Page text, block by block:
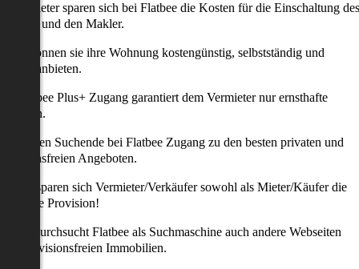
Anbieter sparen sich bei Flatbee die Kosten für die Einschaltung des
und den Makler.
können sie ihre Wohnung kostengünstig, selbstständig und
anbieten.
Flatbee Plus+ Zugang garantiert dem Vermieter nur ernsthafte
erhalten Suchende bei Flatbee Zugang zu den besten privaten und
Angeboten.
uns sparen sich Vermieter/Verkäufer sowohl als Mieter/Käufer die
Provision!
durchsucht Flatbee als Suchmaschine auch andere Webseiten
provisionsfreien Immobilien.